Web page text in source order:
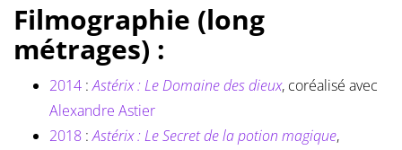
Filmographie (long
métrages) :
2014 :Astérix : Le Domaine des dieux, coréalisé avec
Alexandre Astier
2018 :Astérix : Le Secret de la potion magique,